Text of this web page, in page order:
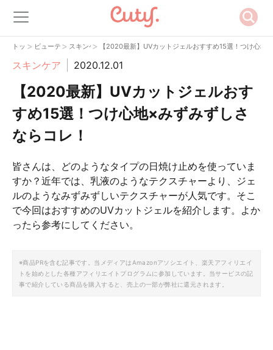
トップ
> ビューティー
> スキンケア
> 【2020最新】UVカットジェルおすすめ15選！つけ心地
スキンケア 2020.12.01
【2020最新】UVカットジェルおす
すめ15選！つけ心地×みずみずしさ
ならコレ！
皆さんは、どのようなタイプの日焼け止めを使っていま
すか？近年では、乳液のようなテクスチャーより、ジェ
ルのようなみずみずしいテクスチャーが人気です。そこ
で今回はおすすめのUVカットジェルを紹介します。よか
ったら参考にしてください。
※商品PRを含む記事です。当メディアはAmazonアソシエイト、楽天アフィリエイ
トを始めとした各種アフィリエイトプログラムに参加しています。当サービスの記
事で紹介している商品を購入すると、売上の一部が弊社に還元されます。